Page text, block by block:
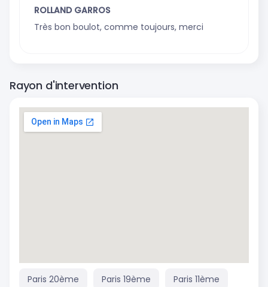
ROLLAND GARROS
Très bon boulot, comme toujours, merci
Rayon d'intervention
Paris 20ème Paris 19ème Paris 11ème